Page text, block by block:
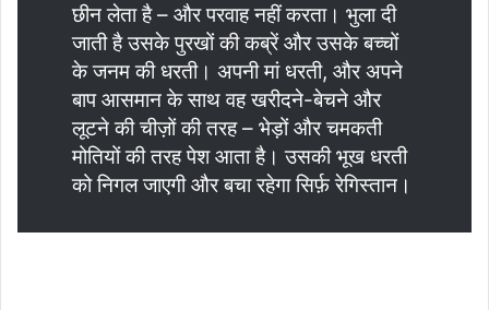
छीन लेता है – और परवाह नहीं करता। भुला दी
जाती है उसके पुरखों की कब्रें और उसके बच्चों
के जनम की धरती। अपनी मां धरती, और अपने
बाप आसमान के साथ वह खरीदने-बेचने और
लूटने की चीज़ों की तरह – भेड़ों और चमकती
मोतियों की तरह पेश आता है। उसकी भूख धरती
को निगल जाएगी और बचा रहेगा सिर्फ़ रेगिस्तान।